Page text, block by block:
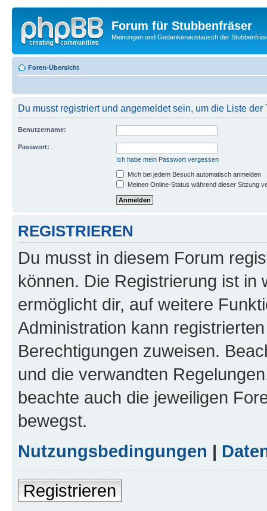
Forum für Stubbenfräser
Meinungen und Gedankenaustausch der
Foren-Übersicht
Du musst registriert und angemeldet sein, um die Liste
Benutzername:
Passwort:
Ich habe mein Passwort vergessen
Mich bei jedem Besuch automatisch anmelden
Meinen Online-Status während dieser Sitzung
REGISTRIEREN
Du musst in diesem Forum
können. Die Registrierung ist in
ermöglicht dir, auf weitere
Administration kann
Berechtigungen zuweisen.
und die verwandten
beachte auch die jeweiligen
bewegst.
Nutzungsbedingungen |
Registrieren